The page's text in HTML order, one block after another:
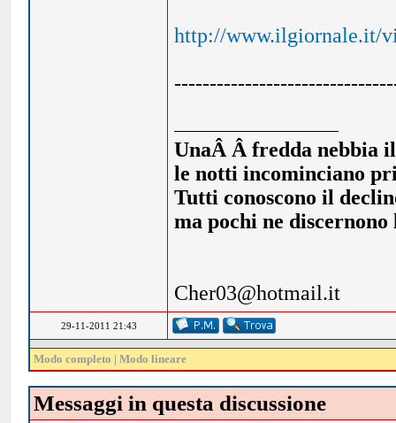
http://www.ilgiornale.it/
UnaÂ Â fredda nebbia
le notti incominciano
Tutti conoscono il
ma pochi ne
Cher03@hotmail.it
29-11-2011 21:43
Modo completo |Modo lineare
Messaggi in questa discussione